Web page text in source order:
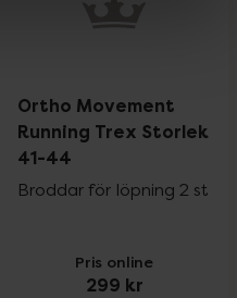
Ortho Movement
Running Trex Storlek
41-44
Broddar för löpning 2 st
Pris online
299 kr